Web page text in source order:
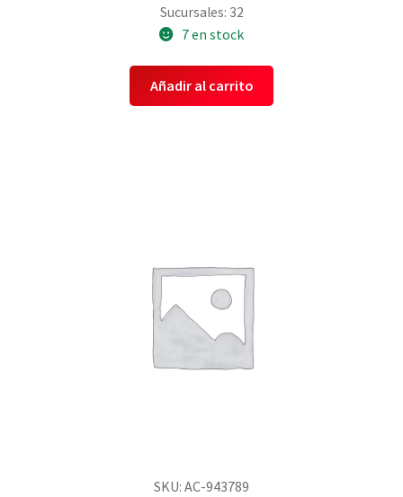
Sucursales: 32
7 en stock
Añadir al carrito
SKU: AC-943789